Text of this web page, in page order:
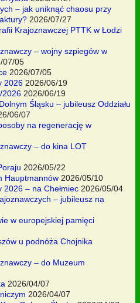
– jak uniknąć chaosu przy
2026/07/27
Krajoznawczej PTTK w Łodzi
– wojny szpiegów w
07/05
2026/07/05
2026 2026/06/19
2026 2026/06/19
Śląsku – jubileusz Oddziału
06/07
na regenerację w
– do kina LOT
2026/05/22
Hauptmannów 2026/05/10
– na Chełmiec 2026/05/04
– jubileusz na
w europejskiej pamięci
u podnóża Chojnika
– do Muzeum
2026/04/07
2026/04/07